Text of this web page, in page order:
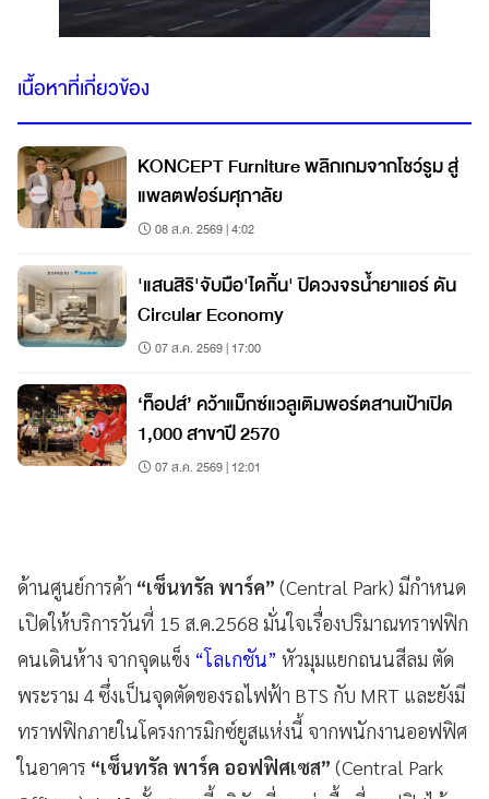
เนื้อหาที่เกี่ยวข้อง
KONCEPT Furniture พลิกเกมจากโชว์รูม สู่
แพลตฟอร์มศุภาลัย
08 ส.ค. 2569 | 4:02
'แสนสิริ'จับมือ'ไดกิ้น' ปิดวงจรน้ำยาแอร์ ดัน
Circular Economy
07 ส.ค. 2569 | 17:00
‘ท็อปส์’ คว้าแม็กซ์แวลูเติมพอร์ตสานเป้าเปิด
1,000 สาขาปี 2570
07 ส.ค. 2569 | 12:01
ด้านศูนย์การค้า “เซ็นทรัล พาร์ค” (Central Park) มีกำหนด
เปิดให้บริการวันที่ 15 ส.ค.2568 มั่นใจเรื่องปริมาณทราฟฟิก
คนเดินห้าง จากจุดแข็ง “โลเกชัน” หัวมุมแยกถนนสีลม ตัด
พระราม 4 ซึ่งเป็นจุดตัดของรถไฟฟ้า BTS กับ MRT และยังมี
ทราฟฟิกภายในโครงการมิกซ์ยูสแห่งนี้ จากพนักงานออฟฟิศ
ในอาคาร “เซ็นทรัล พาร์ค ออฟฟิศเซส” (Central Park